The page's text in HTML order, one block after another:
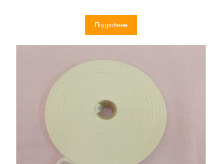
Подробнее